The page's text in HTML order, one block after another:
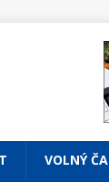
VOLNÝ